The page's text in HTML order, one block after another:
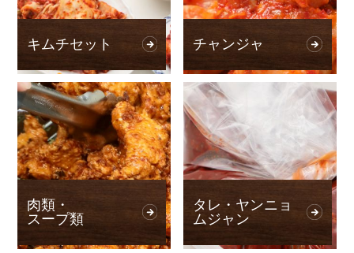
キムチセット チャンジャ
肉類・
スープ類
タレ・ヤンニョ
ムジャン